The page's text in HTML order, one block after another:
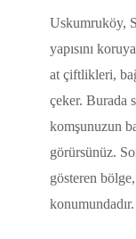
Uskumruköy,
yapısını
at çiftlikleri,
çeker. Burada
komşunuzun
görürsünüz.
gösteren
konumundadır.